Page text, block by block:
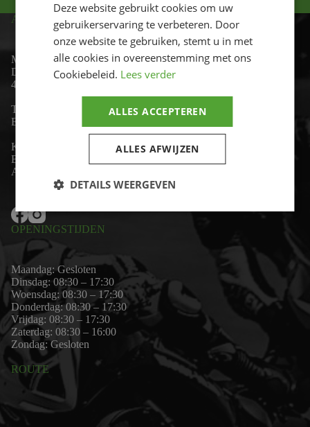
ADRES
Motor-id
De Lind 17
4841 KC Prinsenbeek
Telefoon:
+31 (0)76 - 54 11 888
Email:
K.v.K: 80530338
B.T.W-nummer: NL861703947B01
Algemene voorwaarden
OPENINGSTIJDEN
Maandag: Gesloten
Dinsdag: 08:30 – 17:30
Woensdag: 08:30 – 17:30
Donderdag: 08:30 – 17:30
Vrijdag: 08:30 – 17:30
Zaterdag: 08:30 – 16:00
Zondag: Gesloten
ROUTE
Deze website gebruikt cookies om uw
gebruikerservaring te verbeteren. Door
onze website te gebruiken, stemt u in met
alle cookies in overeenstemming met ons
Cookiebeleid. Lees verder
ALLES ACCEPTEREN
ALLES AFWIJZEN
DETAILS WEERGEVEN